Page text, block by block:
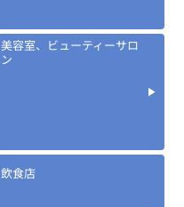
美容室、ビューティーサロ
ン
飲食店